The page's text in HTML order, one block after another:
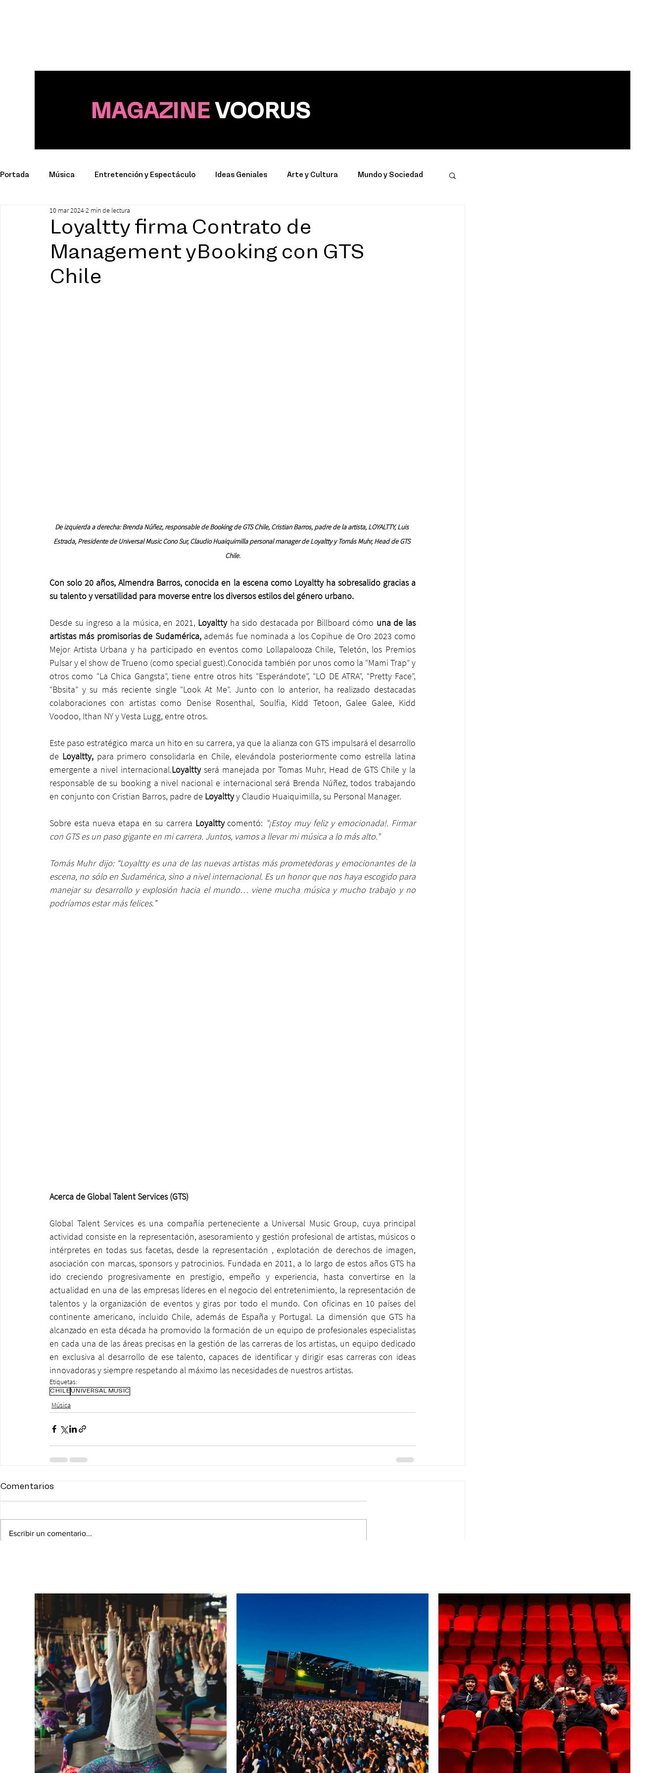
MAGAZINE VOORUS
Portada Música Entretención y Espectáculo Ideas Geniales Arte y Cultura Mundo y Sociedad
Productos y Marcas
Loyaltty firma Contrato de
Management yBooking con GTS
Chile
10 mar 20242 min de lectura
De izquierda a derecha: Brenda Núñez, responsable de Booking de GTS Chile, Cristian Barros, padre de la artista, LOYALTTY, Luis
Estrada, Presidente de Universal Music Cono Sur, Claudio Huaiquimilla personal manager de Loyaltty y Tomás Muhr, Head de GTS
Chile.
Con solo 20 años, Almendra Barros, conocida en la escena como Loyaltty ha sobresalido gracias a
su talento y versatilidad para moverse entre los diversos estilos del género urbano.
Desde su ingreso a la música, en 2021, Loyaltty ha sido destacada por Billboard cómo una de las
artistas más promisorias de Sudamérica, además fue nominada a los Copihue de Oro 2023 como
Mejor Artista Urbana y ha participado en eventos como Lollapalooza Chile, Teletón, los Premios
Pulsar y el show de Trueno (como special guest).Conocida también por unos como la “Mami Trap” y
otros como “La Chica Gangsta”, tiene entre otros hits “Esperándote”, “LO DE ATRA”, “Pretty Face”,
“Bbsita” y su más reciente single “Look At Me”. Junto con lo anterior, ha realizado destacadas
colaboraciones con artistas como Denise Rosenthal, Soulfia, Kidd Tetoon, Galee Galee, Kidd
Voodoo, Ithan NY y Vesta Lugg, entre otros.
Este paso estratégico marca un hito en su carrera, ya que la alianza con GTS impulsará el desarrollo
de Loyaltty, para primero consolidarla en Chile, elevándola posteriormente como estrella latina
emergente a nivel internacional.Loyaltty será manejada por Tomas Muhr, Head de GTS Chile y la
responsable de su booking a nivel nacional e internacional será Brenda Núñez, todos trabajando
en conjunto con Cristian Barros, padre de Loyaltty y Claudio Huaiquimilla, su Personal Manager.
Sobre esta nueva etapa en su carrera Loyaltty comentó: "¡Estoy muy feliz y emocionada!. Firmar
con GTS es un paso gigante en mi carrera. Juntos, vamos a llevar mi música a lo más alto."
Tomás Muhr dijo: “Loyaltty es una de las nuevas artistas más prometedoras y emocionantes de la
escena, no sólo en Sudamérica, sino a nivel internacional. Es un honor que nos haya escogido para
manejar su desarrollo y explosión hacia el mundo… viene mucha música y mucho trabajo y no
podríamos estar más felices.”
Acerca de Global Talent Services (GTS)
Global Talent Services es una compañía perteneciente a Universal Music Group, cuya principal
actividad consiste en la representación, asesoramiento y gestión profesional de artistas, músicos o
intérpretes en todas sus facetas, desde la representación , explotación de derechos de imagen,
asociación con marcas, sponsors y patrocinios. Fundada en 2011, a lo largo de estos años GTS ha
ido creciendo progresivamente en prestigio, empeño y experiencia, hasta convertirse en la
actualidad en una de las empresas líderes en el negocio del entretenimiento, la representación de
talentos y la organización de eventos y giras por todo el mundo. Con oficinas en 10 países del
continente americano, incluido Chile, además de España y Portugal. La dimensión que GTS ha
alcanzado en esta década ha promovido la formación de un equipo de profesionales especialistas
en cada una de las áreas precisas en la gestión de las carreras de los artistas, un equipo dedicado
en exclusiva al desarrollo de ese talento, capaces de identificar y dirigir esas carreras con ideas
innovadoras y siempre respetando al máximo las necesidades de nuestros artistas.
Etiquetas:
CHILEUNIVERSAL MUSIC
Música
Comentarios
Escribir un comentario...